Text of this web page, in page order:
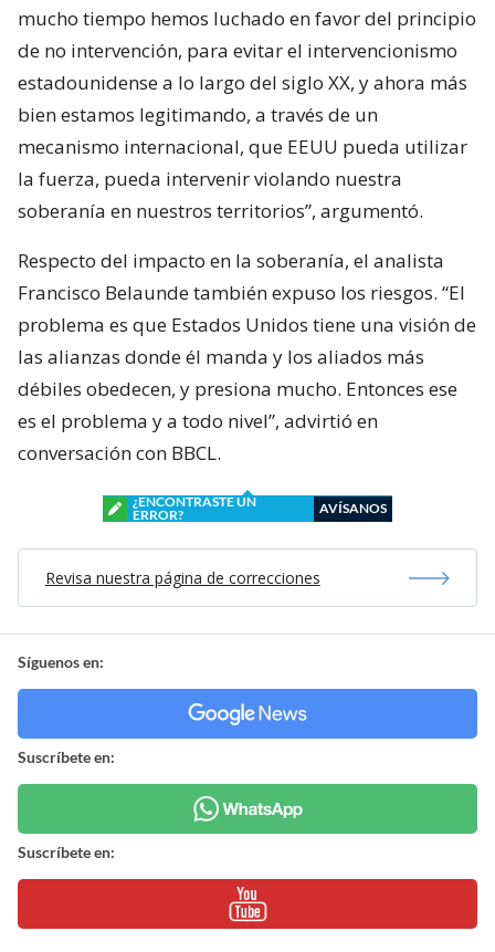
mucho tiempo hemos luchado en favor del principio
de no intervención, para evitar el intervencionismo
estadounidense a lo largo del siglo XX, y ahora más
bien estamos legitimando, a través de un
mecanismo internacional, que EEUU pueda utilizar
la fuerza, pueda intervenir violando nuestra
soberanía en nuestros territorios”, argumentó.
Respecto del impacto en la soberanía, el analista
Francisco Belaunde también expuso los riesgos. “El
problema es que Estados Unidos tiene una visión de
las alianzas donde él manda y los aliados más
débiles obedecen, y presiona mucho. Entonces ese
es el problema y a todo nivel”, advirtió en
conversación con BBCL.
¿ENCONTRASTE UN
ERROR?
AVÍSANOS
Revisa nuestra página de correcciones
Síguenos en:
Suscríbete en:
Suscríbete en: